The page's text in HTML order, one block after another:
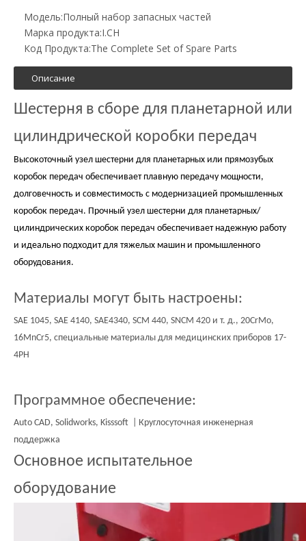
Модель:Полный набор запасных частей
Марка продукта:I.CH
Код Продукта:The Complete Set of Spare Parts
Описание
Шестерня в сборе для планетарной или
цилиндрической коробки передач
Высокоточный узел шестерни для планетарных или прямозубых
коробок передач обеспечивает плавную передачу мощности,
долговечность и совместимость с модернизацией промышленных
коробок передач. Прочный узел шестерни для планетарных/
цилиндрических коробок передач обеспечивает надежную работу
и идеально подходит для тяжелых машин и промышленного
оборудования.
Материалы могут быть настроены:
SAE 1045, SAE 4140, SAE4340, SCM 440, SNCM 420 и т. д., 20CrMo,
16MnCr5, специальные материалы для медицинских приборов 17-
4PH
Программное обеспечение:
Auto CAD, Solidworks, Kisssoft | Круглосуточная инженерная
поддержка
Основное испытательное
оборудование